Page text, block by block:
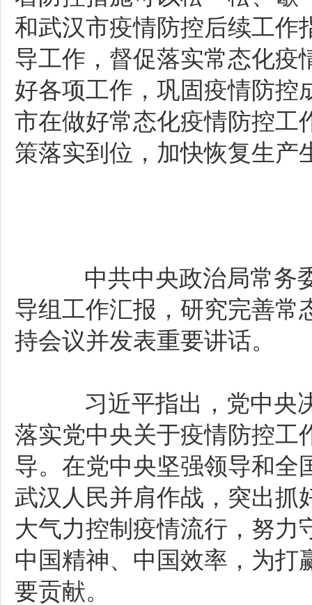
和武汉市疫情防控后续工作
导工作，督促落实常态化疫
好各项工作，巩固疫情防控
市在做好常态化疫情防控工
策落实到位，加快恢复生产
中共中央政治局常务委
导组工作汇报，研究完善常
持会议并发表重要讲话。
习近平指出，党中央决
落实党中央关于疫情防控工
导。在党中央坚强领导和全
武汉人民并肩作战，突出抓
大气力控制疫情流行，努力
中国精神、中国效率，为打
要贡献。